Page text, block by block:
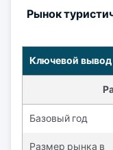
Рынок
Ключевой вывод
Базовый год
Размер рынка в